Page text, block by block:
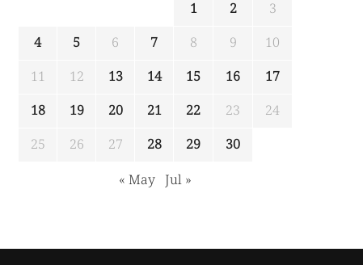
1 2
3
4
5 6 7 8 9
10
11
12 13 14 15 16
17
18
19 20 21 22 23
24
25
26 27 28 29
30
« May Jul »